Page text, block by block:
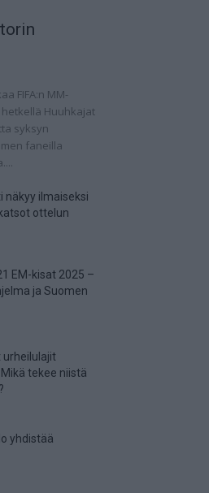
FIFA:n MM-
hetkellä Huuhkajat
syksyn
faneilla
näkyy ilmaiseksi
ottelun
EM-kisat 2025 –
ja Suomen
tekee niistä
yhdistää